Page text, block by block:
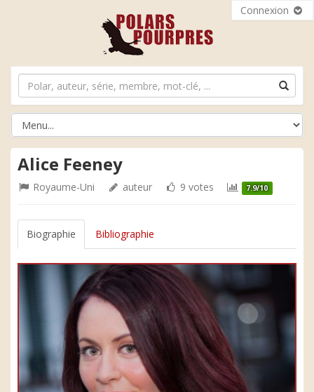
Connexion
Alice Feeney
Royaume-Uni auteur 9 votes 7.9/10
Biographie Bibliographie